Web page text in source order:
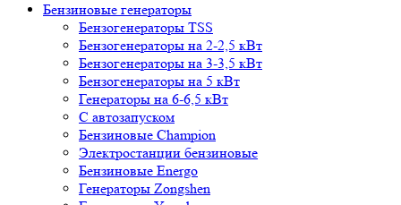
Бензиновые генераторы
Бензогенераторы TSS
Бензогенераторы на 2-2,5 кВт
Бензогенераторы на 3-3,5 кВт
Бензогенераторы на 5 кВт
Генераторы на 6-6,5 кВт
С автозапуском
Бензиновые Champion
Электростанции бензиновые
Бензиновые Energo
Генераторы Zongshen